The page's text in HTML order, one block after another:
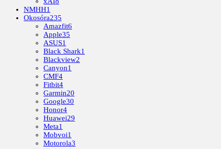
NMHH1
Okosóra235
Amazfit6
Apple35
ASUS1
Black Shark1
Blackview2
Canyon1
CMF4
Fitbit4
Garmin20
Google30
Honor4
Huawei29
Meta1
Mobvoi1
Motorola3